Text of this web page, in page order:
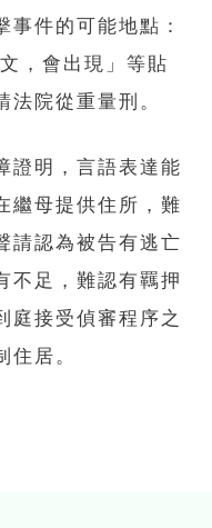
事件的可能地點：
，會出現」等貼
法院從重量刑。
證明，言語表達能
繼母提供住所，難
請認為被告有逃亡
不足，難認有羈押
庭接受偵審程序之
住居。